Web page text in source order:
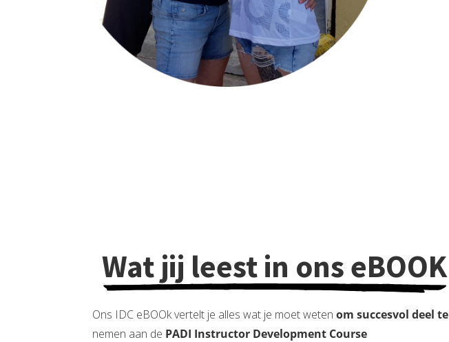
Wat jij leest in ons eBOOK
Ons IDC eBOOk vertelt je alles wat je moet wetenom succesvol deel te
nemen aan de PADI Instructor Development Course